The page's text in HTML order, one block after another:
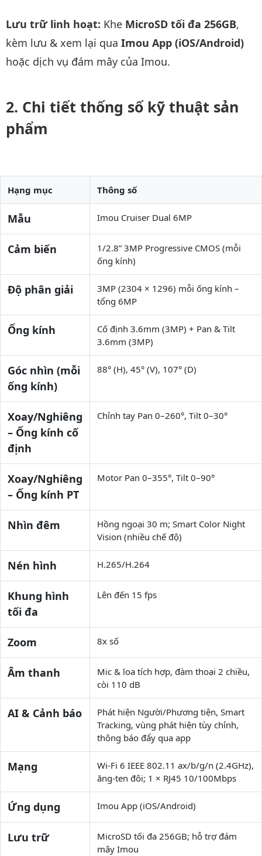
Lưu trữ linh hoạt: Khe MicroSD tối đa 256GB,
kèm lưu & xem lại qua Imou App (iOS/Android)
hoặc dịch vụ đám mây của Imou.
Chi tiết thống số kỹ thuật sản
phẩm
Hạng mục Thông số
Mẫu Imou Cruiser Dual 6MP
Cảm biến
1/2.8” 3MP Progressive CMOS (mỗi
ống kính)
Độ phân giải
3MP (2304 × 1296) mỗi ống kính –
tổng 6MP
Ống kính
Cố định 3.6mm (3MP) + Pan & Tilt
3.6mm (3MP)
Góc nhìn (mỗi
ống kính)
88° (H), 45° (V), 107° (D)
Xoay/Nghiêng
– Ống kính cố
định
Chỉnh tay Pan 0–260°, Tilt 0–30°
Xoay/Nghiêng
– Ống kính PT
Motor Pan 0–355°, Tilt 0–90°
Nhìn đêm
Hồng ngoại 30 m; Smart Color Night
Vision (nhiều chế độ)
Nén hình H.265/H.264
Khung hình
tối đa
Lên đến 15 fps
Zoom 8x số
Âm thanh
Mic & loa tích hợp, đàm thoại 2 chiều,
còi 110 dB
AI & Cảnh báo
Phát hiện Người/Phương tiện, Smart
Tracking, vùng phát hiện tùy chỉnh,
thông báo đẩy qua app
Mạng
Wi-Fi 6 IEEE 802.11 ax/b/g/n (2.4GHz),
ăng-ten đôi; 1 × RJ45 10/100Mbps
Ứng dụng Imou App (iOS/Android)
Lưu trữ
MicroSD tối đa 256GB; hỗ trợ đám
mây Imou